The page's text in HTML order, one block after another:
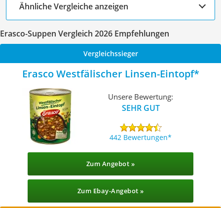
Ähnliche Vergleiche anzeigen
Erasco-Suppen Vergleich 2026 Empfehlungen
Vergleichssieger
Erasco Westfälischer Linsen-Eintopf
Unsere Bewertung:
SEHR GUT
442 Bewertungen
Zum Angebot »
Zum Ebay-Angebot »